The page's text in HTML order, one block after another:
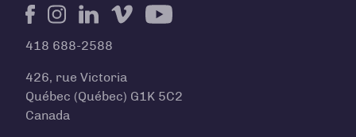
418 688-2588
426, rue Victoria
Québec (Québec) G1K 5C2
Canada